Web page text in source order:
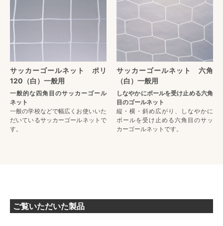
サッカーゴールネット ポリ
120（白）一般用
一般的な四角目のサッカーゴール
ネット
一般の学校などで幅広くお使いいた
だいているサッカーゴールネットで
す。
サッカーゴールネット 六角
（白）一般用
しなやかにボールを受け止める六角
目のゴールネット
縦・横・斜め広がり、しなやかに
ボールを受け止める六角目のサッ
カーゴールネットです。
ご覧いただいた製品